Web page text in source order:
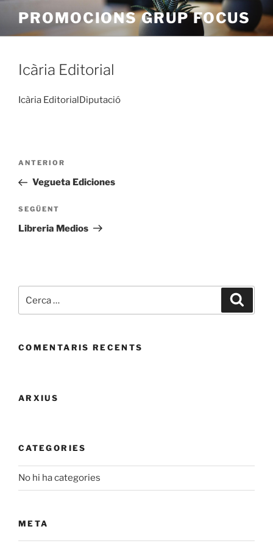
contingut
PROMOCIONS GRUP FOCUS
Icària Editorial
Icària EditorialDiputació
Navegació
Entrada
anterior
ANTERIOR
Vegueta Ediciones
Entrada
següent
SEGÜENT
Libreria Medios
COMENTARIS RECENTS
ARXIUS
CATEGORIES
No hi ha categories
META